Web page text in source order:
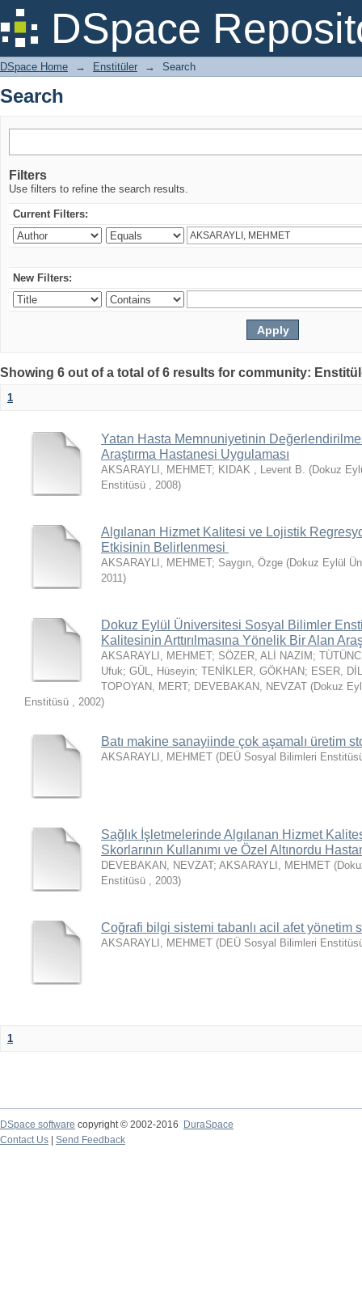
DSpace
Search
DSpace Home → Enstitüler → Search
Search
Filters
Use filters to refine the search results.
Current Filters:
New Filters:
Showing 6 out of a total of 6 results for community:
1
Yatan Hasta Memnuniyetinin
Araştırma Hastanesi Uygulaması
AKSARAYLI, MEHMET; KIDAK , Levent B. (Dokuz
Enstitüsü , 2008)
Algılanan Hizmet Kalitesi ve Lojistik
Etkisinin Belirlenmesi
AKSARAYLI, MEHMET; Saygın, Özge (Dokuz Eylül
2011)
Dokuz Eylül Üniversitesi Sosyal Bilimler
Kalitesinin Arttırılmasına Yönelik Bir Alan
AKSARAYLI, MEHMET; SÖZER, ALİ NAZIM ;
Ufuk; GÜL, Hüseyin; TENİKLER, GÖKHAN; ESER,
TOPOYAN, MERT; DEVEBAKAN, NEVZAT (Dokuz
Enstitüsü , 2002)
Batı makine sanayiinde çok aşamalı üretim
AKSARAYLI, MEHMET (DEÜ Sosyal Bilimleri
Sağlık İşletmelerinde Algılanan Hizmet
Skorlarının Kullanımı ve Özel Altınordu
DEVEBAKAN, NEVZAT; AKSARAYLI, MEHMET (
Enstitüsü , 2003)
Coğrafi bilgi sistemi tabanlı acil afet yönetim
AKSARAYLI, MEHMET (DEÜ Sosyal Bilimleri
1
DSpace software copyright © 2002-2016
DuraSpace
Contact Us
Send Feedback